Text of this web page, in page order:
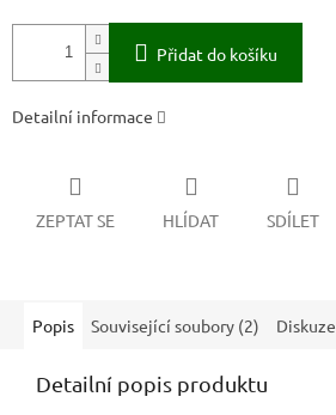
Přidat do košíku
Detailní informace
ZEPTAT SE HLÍDAT SDÍLET
Popis Související soubory (2) Diskuze
Detailní popis produktu